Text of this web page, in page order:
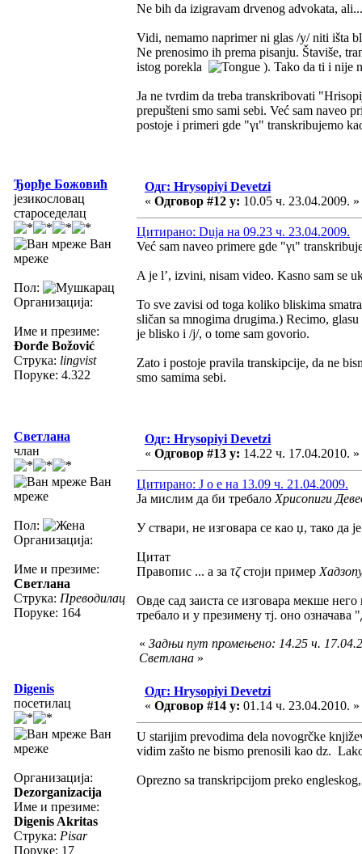
Ne bih da izigravam drvenog advokata, ali...
Vidi, nemamo naprimer ni glas /y/ niti išta
Ne prenosimo ih prema pisanju. Štaviše,
istog porekla
). Tako da ti i nije
Ja ne tvrdim da treba transkribovati
prepušteni smo sami sebi. Već sam naveo
postoje i primeri gde "γι" transkribujemo
Ђорђе Божовић
језикословац
староседелац
Ван
мреже
Пол:
Организација:
Име и презиме:
Đorđe Božović
Струка: lingvist
Поруке: 4.322
Одг: Hrysopiyi Devetzi
« Одговор #12 у: 10.05 ч. 23.04.2009. »
Цитирано: Duja на 09.23 ч. 23.04.2009.
Već sam naveo primere gde "γι"
A je l’, izvini, nisam video. Kasno sam se
To sve zavisi od toga koliko bliskima
sličan sa mnogima drugima.) Recimo,
je blisko i /j/, o tome sam govorio.
Zato i postoje pravila transkipcije, da ne
smo samima sebi.
Светлана
члан
Ван
мреже
Пол:
Организација:
Име и презиме:
Светлана
Струка: Преводилац
Поруке: 164
Одг: Hrysopiyi Devetzi
« Одговор #13 у: 14.22 ч. 17.04.2010. »
Цитирано: J o e на 13.09 ч. 21.04.2009.
Ја мислим да би требало Хрисопиги
У ствари, не изговара се као џ, тако да
Цитат
Правопис ... а за τζстоји пример
Овде сад заиста се изговара мекше
требало и у презимену тј. оно означава
« Задњи пут промењено: 14.25 ч.
Светлана »
Digenis
посетилац
Ван
мреже
Организација:
Dezorganizacija
Име и презиме:
Digenis Akritas
Струка: Pisar
Поруке: 17
Одг: Hrysopiyi Devetzi
« Одговор #14 у: 01.14 ч. 23.04.2010. »
U starijim prevodima dela novogrčke
vidim zašto ne bismo prenosili kao dz.
Oprezno sa transkripcijom preko